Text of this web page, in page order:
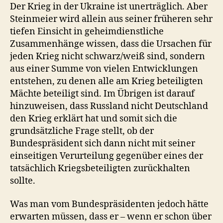
Der Krieg in der Ukraine ist unerträglich. Aber
Steinmeier wird allein aus seiner früheren sehr
tiefen Einsicht in geheimdienstliche
Zusammenhänge wissen, dass die Ursachen für
jeden Krieg nicht schwarz/weiß sind, sondern
aus einer Summe von vielen Entwicklungen
entstehen, zu denen alle am Krieg beteiligten
Mächte beteiligt sind. Im Übrigen ist darauf
hinzuweisen, dass Russland nicht Deutschland
den Krieg erklärt hat und somit sich die
grundsätzliche Frage stellt, ob der
Bundespräsident sich dann nicht mit seiner
einseitigen Verurteilung gegenüber eines der
tatsächlich Kriegsbeteiligten zurückhalten
sollte.
Was man vom Bundespräsidenten jedoch hätte
erwarten müssen, dass er – wenn er schon über